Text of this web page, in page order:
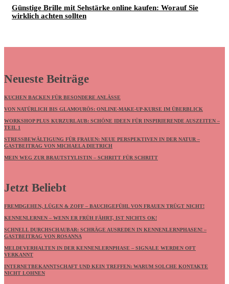
Günstige Brille mit Sehstärke online kaufen: Worauf Sie
wirklich achten sollten
Neueste Beiträge
KUCHEN BACKEN FÜR BESONDERE ANLÄSSE
VON NATÜRLICH BIS GLAMOURÖS: ONLINE-MAKE-UP-KURSE IM ÜBERBLICK
WORKSHOP PLUS KURZURLAUB: SCHÖNE IDEEN FÜR INSPIRIERENDE AUSZEITEN –
TEIL 1
STRESSBEWÄLTIGUNG FÜR FRAUEN: NEUE PERSPEKTIVEN IN DER NATUR –
GASTBEITRAG VON MICHAELA DIETRICH
MEIN WEG ZUR BRAUTSTYLISTIN – SCHRITT FÜR SCHRITT
Jetzt Beliebt
FREMDGEHEN, LÜGEN & ZOFF – BAUCHGEFÜHL VON FRAUEN TRÜGT NICHT!
KENNENLERNEN – WENN ER FRÜH FÄHRT, IST NICHTS OK!
SCHNELL DURCHSCHAUBAR: SCHRÄGE AUSREDEN IN KENNENLERNPHASEN! –
GASTBEITRAG VON ROSANNA
MELDEVERHALTEN IN DER KENNENLERNPHASE – SIGNALE WERDEN OFT
VERKANNT
INTERNETBEKANNTSCHAFT UND KEIN TREFFEN: WARUM SOLCHE KONTAKTE
NICHT LOHNEN